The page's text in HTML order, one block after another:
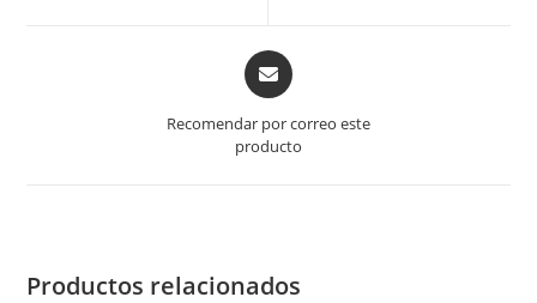
Opens
in
new
Recomendar por correo este
producto
Productos relacionados